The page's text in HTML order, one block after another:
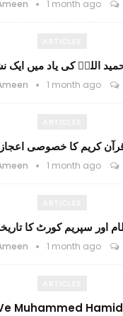
1 month ago
حمید اللہؒ کی یاد میں
1 month ago
کریم کا خصوصی اعجاز
1 month ago
اور سپریم کورٹ کا
1 month ago
Muhammed